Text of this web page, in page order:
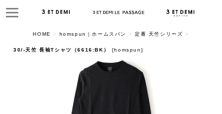
HOME > homspun｜ホームスパン > 定番 天竺シリーズ >
30/-天竺 長袖Tシャツ（6616:BK） [homspun ]